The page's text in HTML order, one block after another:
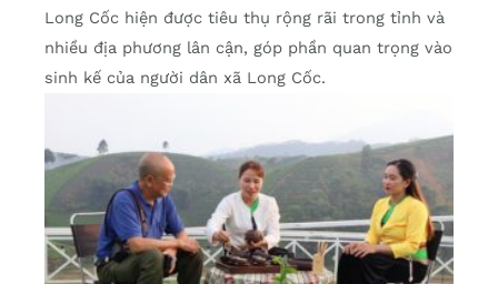
Long Cốc hiện được tiêu thụ rộng rãi trong tỉnh và
nhiều địa phương lân cận, góp phần quan trọng vào
sinh kế của người dân xã Long Cốc.